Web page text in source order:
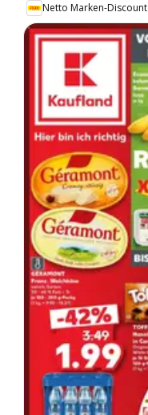
Netto Marken-Discount